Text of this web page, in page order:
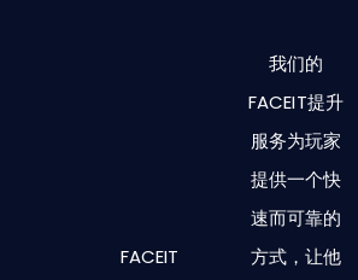
FACEIT
我们的
FACEIT提升
服务为玩家
提供一个快
速而可靠的
方式，让他